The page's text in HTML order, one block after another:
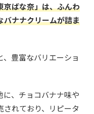
京ばな奈」は、ふんわ
バナナクリームが詰ま
豊富なバリエーショ
に、チョコバナナ味や
れており、リピータ